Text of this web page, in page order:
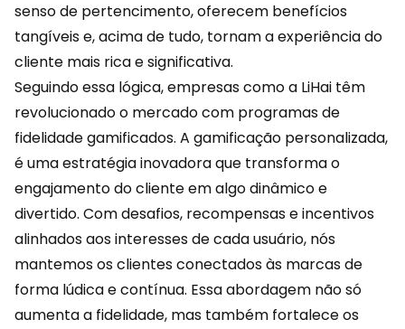
senso de pertencimento, oferecem benefícios
tangíveis e, acima de tudo, tornam a experiência do
cliente mais rica e significativa.
Seguindo essa lógica, empresas como a LiHai têm
revolucionado o mercado com programas de
fidelidade gamificados. A gamificação personalizada,
é uma estratégia inovadora que transforma o
engajamento do cliente em algo dinâmico e
divertido. Com desafios, recompensas e incentivos
alinhados aos interesses de cada usuário, nós
mantemos os clientes conectados às marcas de
forma lúdica e contínua. Essa abordagem não só
aumenta a fidelidade, mas também fortalece os